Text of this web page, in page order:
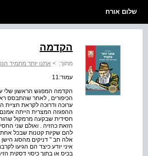
שלום אורח
הקדמה
מתוך: > אתנו יותר מתמיד
עמוד:11
הקדמה המפגש הראשון שלי
הכיפורים , לאחר שהתבסס
ערוכה ודרוכה לקראת חציית
ההפגזה המצרית הייתה
חסידית שבקעה מרמקול
הזאת כהזיה . ואולם שני
להם שקיות קטנות שבכל אחת
אלה חב " דניקים מהסוג
איני יודע כיצד הם הגיעו